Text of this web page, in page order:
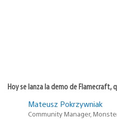
Hoy se lanza la demo de Flamecraft,
Mateusz Pokrzywniak
Community Manager,